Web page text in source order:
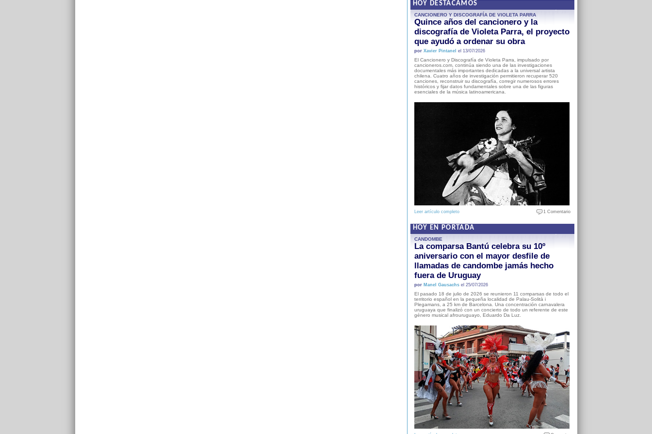
HOY DESTACAMOS
CANCIONERO Y DISCOGRAFÍA DE VIOLETA PARRA
Quince años del cancionero y la
discografía de Violeta Parra, el proyecto
que ayudó a ordenar su obra
por Xavier Pintanel el 13/07/2026
El Cancionero y Discografía de Violeta Parra, impulsado por
cancioneros.com, continúa siendo una de las investigaciones
documentales más importantes dedicadas a la universal artista
chilena. Cuatro años de investigación permitieron recuperar 520
canciones, reconstruir su discografía, corregir numerosos errores
históricos y fijar datos fundamentales sobre una de las figuras
esenciales de la música latinoamericana.
Leer artículo completo 1 Comentario
HOY EN PORTADA
CANDOMBE
La comparsa Bantú celebra su 10º
aniversario con el mayor desfile de
llamadas de candombe jamás hecho
fuera de Uruguay
por Manel Gausachsel 25/07/2026
El pasado 18 de julio de 2026 se reunieron 11 comparsas de todo el
territorio español en la pequeña localidad de Palau-Solità i
Plegamans, a 25 km de Barcelona. Una concentración carnavalera
uruguaya que finalizó con un concierto de todo un referente de este
género musical afrouruguayo, Eduardo Da Luz.